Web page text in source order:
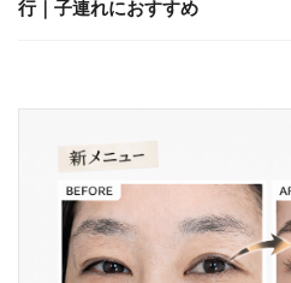
行｜子連れにおすすめ